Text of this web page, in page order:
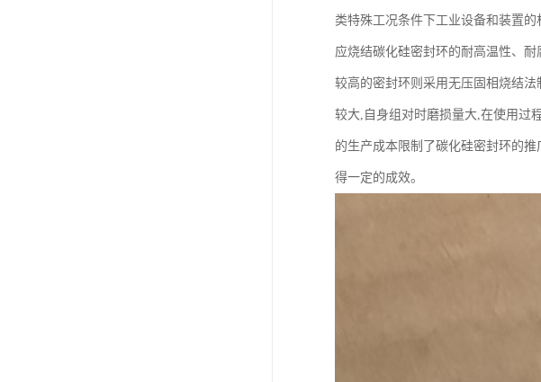
类特殊工况条件下工业设备和装置
应烧结碳化硅密封环的耐高温性、
较高的密封环则采用无压固相烧结
较大,自身组对时磨损量大,在使用过
的生产成本限制了碳化硅密封环的
得一定的成效。